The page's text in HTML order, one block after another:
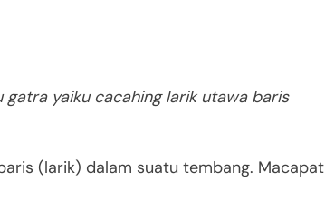
gatra yaiku cacahing larik utawa baris
(larik) dalam suatu tembang. Macapat